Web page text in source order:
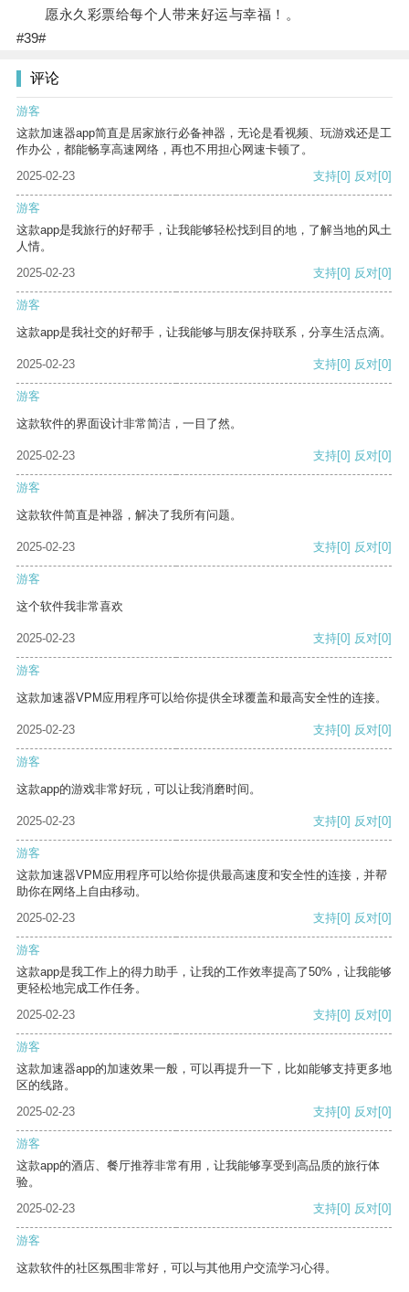
愿永久彩票给每个人带来好运与幸福！。
#39#
评论
游客
这款加速器app简直是居家旅行必备神器，无论是看视频、玩游戏还是工
作办公，都能畅享高速网络，再也不用担心网速卡顿了。
2025-02-23
支持[0] 反对[0]
游客
这款app是我旅行的好帮手，让我能够轻松找到目的地，了解当地的风土
人情。
2025-02-23
支持[0] 反对[0]
游客
这款app是我社交的好帮手，让我能够与朋友保持联系，分享生活点滴。
2025-02-23 支持[0] 反对[0]
游客
这款软件的界面设计非常简洁，一目了然。
2025-02-23 支持[0] 反对[0]
游客
这款软件简直是神器，解决了我所有问题。
2025-02-23 支持[0] 反对[0]
游客
这个软件我非常喜欢
2025-02-23 支持[0] 反对[0]
游客
这款加速器VPM应用程序可以给你提供全球覆盖和最高安全性的连接。
2025-02-23 支持[0] 反对[0]
游客
这款app的游戏非常好玩，可以让我消磨时间。
2025-02-23 支持[0] 反对[0]
游客
这款加速器VPM应用程序可以给你提供最高速度和安全性的连接，并帮
助你在网络上自由移动。
2025-02-23
支持[0] 反对[0]
游客
这款app是我工作上的得力助手，让我的工作效率提高了50%，让我能够
更轻松地完成工作任务。
2025-02-23
支持[0] 反对[0]
游客
这款加速器app的加速效果一般，可以再提升一下，比如能够支持更多地
区的线路。
2025-02-23
支持[0] 反对[0]
游客
这款app的酒店、餐厅推荐非常有用，让我能够享受到高品质的旅行体
验。
2025-02-23
支持[0] 反对[0]
游客
这款软件的社区氛围非常好，可以与其他用户交流学习心得。